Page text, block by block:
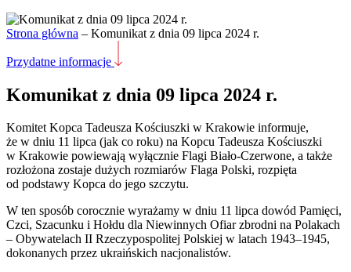
Strona główna – Komunikat z dnia 09 lipca 2024 r.
Przydatne informacje
Komunikat z dnia 09 lipca 2024 r.
Komitet Kopca Tadeusza Kościuszki w Krakowie informuje,
że w dniu 11 lipca (jak co roku) na Kopcu Tadeusza Kościuszki
w Krakowie powiewają wyłącznie Flagi Biało-Czerwone, a także
rozłożona zostaje dużych rozmiarów Flaga Polski, rozpięta
od podstawy Kopca do jego szczytu.
W ten sposób corocznie wyrażamy w dniu 11 lipca dowód Pamięci,
Czci, Szacunku i Hołdu dla Niewinnych Ofiar zbrodni na Polakach
– Obywatelach II Rzeczypospolitej Polskiej w latach 1943–1945,
dokonanych przez ukraińskich nacjonalistów.